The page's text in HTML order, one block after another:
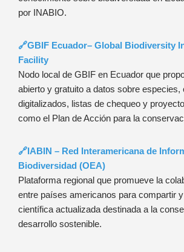
por INABIO.
🔗GBIF Ecuador– Global Biodiversity
Facility
Nodo local de GBIF en Ecuador que
abierto y gratuito a datos sobre especies,
digitalizados, listas de chequeo y
como el Plan de Acción para la
🔗IABIN – Red Interamericana de
Biodiversidad (OEA)
Plataforma regional que promueve la
entre países americanos para compartir
científica actualizada destinada a la
desarrollo sostenible.